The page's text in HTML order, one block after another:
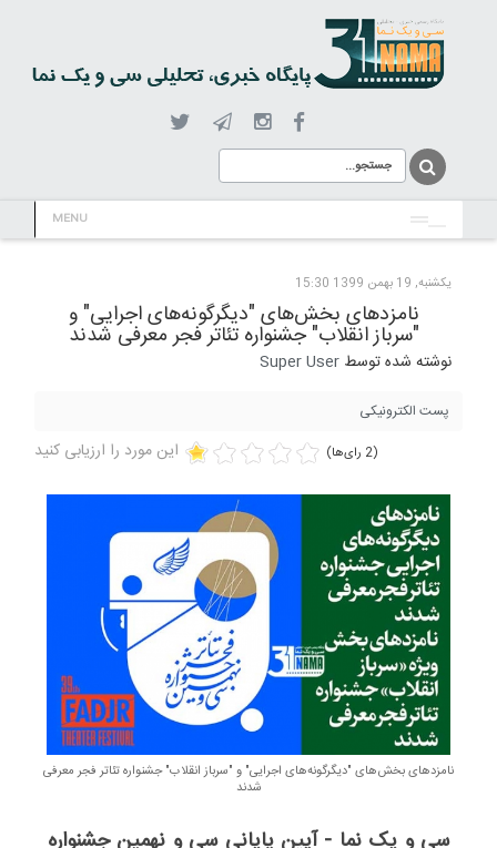
MENU
یکشنبه, 19 بهمن 1399 15:30
نامزدهای بخش‌های "دیگرگونه‌های اجرایی" و
"سرباز انقلاب" جشنواره تئاتر فجر معرفی شدند
نوشته شده توسط Super User
پست الکترونیکی
این مورد را ارزیابی کنید (2 رای‌ها)
نامزدهای بخش‌های "دیگرگونه‌های اجرایی" و "سرباز انقلاب" جشنواره تئاتر فجر معرفی
شدند